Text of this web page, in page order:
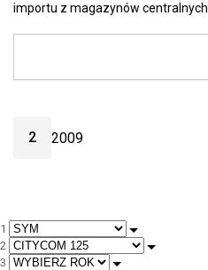
importu z magazynów centralnych
1
2
3
2 2009